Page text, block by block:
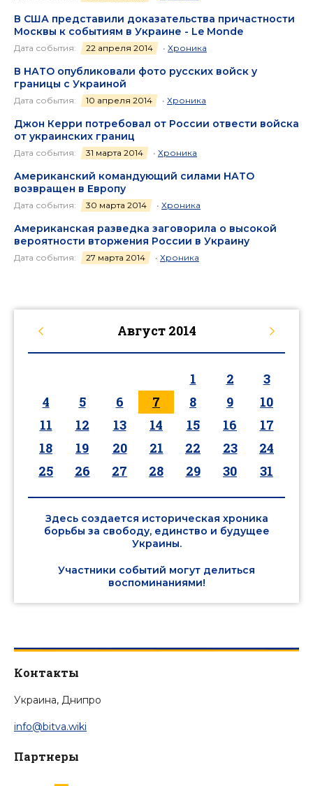
В США представили доказательства причастности
Москвы к событиям в Украине - Le Monde
Дата события: 22 апреля 2014 • Хроника
В НАТО опубликовали фото русских войск у
границы с Украиной
Дата события: 10 апреля 2014 • Хроника
Джон Керри потребовал от России отвести войска
от украинских границ
Дата события: 31 марта 2014 • Хроника
Американский командующий силами НАТО
возвращен в Европу
Дата события: 30 марта 2014 • Хроника
Американская разведка заговорила о высокой
вероятности вторжения России в Украину
Дата события: 27 марта 2014 • Хроника
Август 2014
1 2
3
4
5 6 7 8 9
10
11
12 13 14 15 16
17
18
19 20 21 22 23
24
25
26 27 28 29 30 31
Здесь создается историческая хроника
борьбы за свободу, единство и будущее
Украины.
Участники событий могут делиться
воспоминаниями!
Контакты
Украина, Днипро
info@bitva.wiki
Партнеры